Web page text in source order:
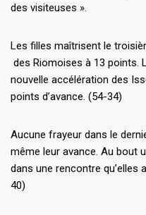
des visiteuses ».
Les filles maîtrisent le
des Riomoises à 13 points.
nouvelle accélération des
points d’avance. (54-34)
Aucune frayeur dans le
même leur avance. Au bout
dans une rencontre qu’elles
40)